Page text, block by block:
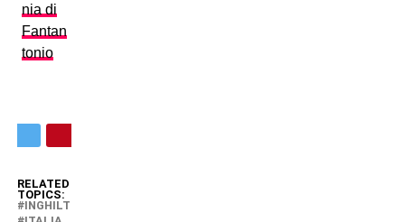
nia di
Fantan
tonio
RELATED
TOPICS:
INGHILTERRA